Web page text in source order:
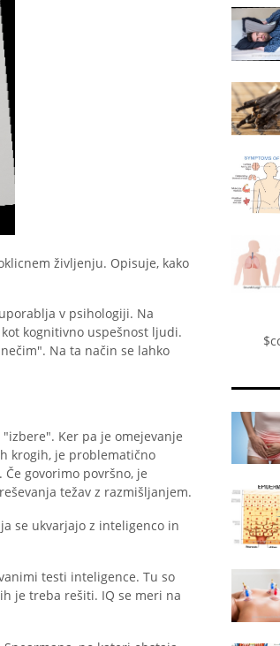
življenju. Opisuje, kako
v psihologiji. Na
kognitivno uspešnost ljudi.
Na ta način se lahko
Ker pa je omejevanje
krogih, je problematično
govorimo površno, je
težav z razmišljanjem.
se ukvarjajo z inteligenco in
testi inteligence. Tu so
je treba rešiti. IQ se meri na